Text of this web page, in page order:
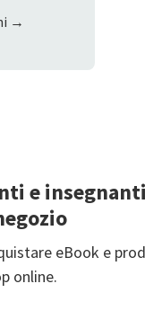
→
e
eBook e
online.